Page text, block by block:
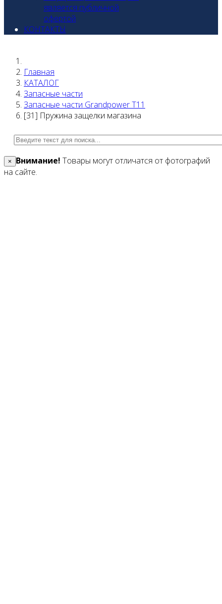
является публичной
офертой
КОНТАКТЫ
Главная
КАТАЛОГ
Запасные части
Запасные части Grandpower T11
[31] Пружина защелки магазина
× Внимание! Товары могут отличатся от фотографий
на сайте.